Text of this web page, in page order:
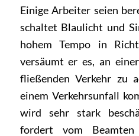
Einige Arbeiter seien
schaltet Blaulicht und
hohem Tempo in
versäumt er es, an
fließenden Verkehr zu
einem Verkehrsunfall
wird sehr stark
fordert vom